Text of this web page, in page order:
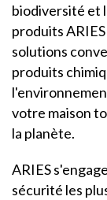
biodiversité et
produits
solutions
produits
votre maison
la planète.
ARIES
sécurité les